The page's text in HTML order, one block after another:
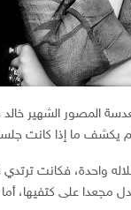
المصور الشهير خالد
ما إذا كانت
واحدة، فكانت ترتدي
على كتفيها، أما ما